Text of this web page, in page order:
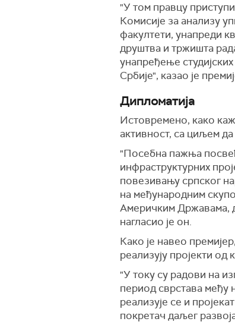
"У том правцу
Комисије за анализу
факултети, унапреди
друштва и тржишта
унапређење
Србије", казао је
Дипломатија
Истовремено, како
активност, са циљем
"Посебна пажња
инфраструктурних
повезивању српског
на међународним
Америчким Државама,
нагласио је он.
Како је навео
реализују пројекти од
"У току су радови на
период сврстава међу
реализује се и
покретач даљег